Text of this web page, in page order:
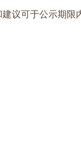
议可于公示期限